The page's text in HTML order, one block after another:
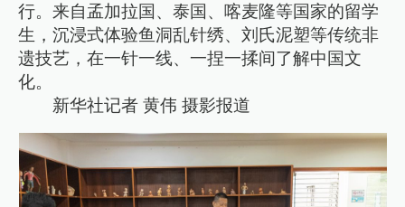
行。来自孟加拉国、泰国、喀麦隆等国家的留学
生，沉浸式体验鱼洞乱针绣、刘氏泥塑等传统非
遗技艺，在一针一线、一捏一揉间了解中国文
化。
新华社记者 黄伟 摄影报道